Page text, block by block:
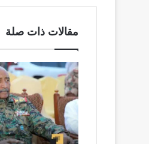
مقالات ذات صلة